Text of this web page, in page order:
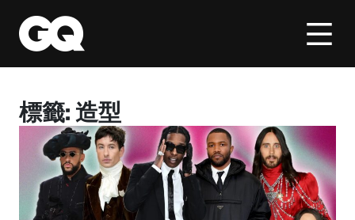
標籤: 造型